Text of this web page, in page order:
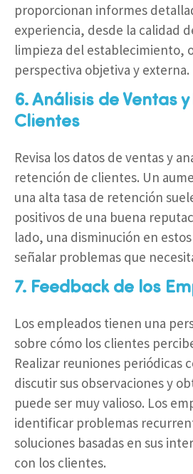
proporcionan informes
experiencia, desde la calidad
limpieza del establecimiento,
perspectiva objetiva y externa.
6. Análisis de Ventas
Clientes
Revisa los datos de ventas y
retención de clientes. Un
una alta tasa de retención
positivos de una buena
lado, una disminución en
señalar problemas que
7. Feedback de los
Los empleados tienen una
sobre cómo los clientes
Realizar reuniones periódicas
discutir sus observaciones y
puede ser muy valioso. Los
identificar problemas
soluciones basadas en sus
con los clientes.